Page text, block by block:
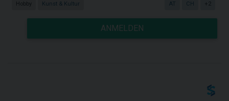
Hobby Kunst & Kultur AT CH +2
ANMELDEN